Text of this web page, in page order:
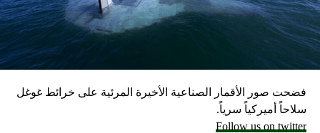
مسؤولون إسرائيليون حاليون وسابقون.
وكانت وزارة الخارجية أرجأت في مايو، فقط تسليم قنابل زنة
2000 رطل و500 رطل إلى إسرائيل بسبب مخاوف بشأن سقوط
ضحايا من المدنيين في مدينة رفح.
إلا أن نتنياهو خرج الأسبوع المضي بتصريحات نارية، ومفاجئة
حول مماطلة أميركا في تسليم تل أبيب أسلحة
فضحت صور الأقمار الصناعية الأخيرة المرئية على خرائط غوغل
سلاحاً أميركياً سرياً.
Follow us on twitter